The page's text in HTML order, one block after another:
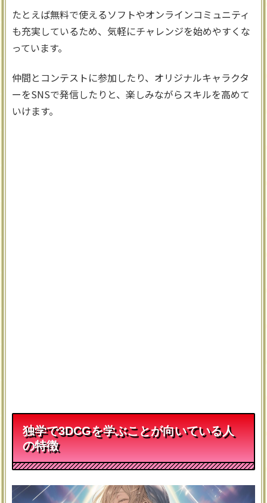
たとえば無料で使えるソフトやオンラインコミュニティ
も充実しているため、気軽にチャレンジを始めやすくな
っています。
仲間とコンテストに参加したり、オリジナルキャラクタ
ーをSNSで発信したりと、楽しみながらスキルを高めて
いけます。
独学で3DCGを学ぶことが向いている人
の特徴